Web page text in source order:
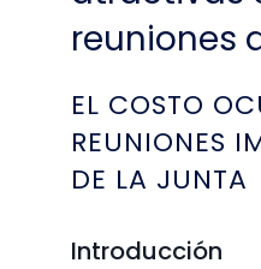
reuniones
EL COSTO
REUNIONES
DE LA JUNTA
Introducción